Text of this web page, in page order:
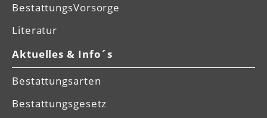
BestattungsVorsorge
Literatur
Aktuelles & Info´s
Bestattungsarten
Bestattungsgesetz